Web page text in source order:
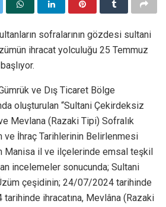
sofralarının gözdesi sultani
ihracat yolculuğu 25 Temmuz
ve Dış Ticaret Bölge
oluşturulan “Sultani Çekirdeksiz
Mevlana (Razaki Tipi) Sofralık
ve İhraç Tarihlerinin Belirlenmesi
Manisa il ve ilçelerinde emsal teşkil
incelemeler sonucunda; Sultani
çeşidinin; 24/07/2024 tarihinde
ihracatına, Mevlâna (Razaki